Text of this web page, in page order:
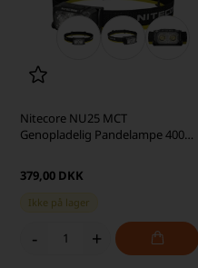
Nitecore NU25 MCT
Genopladelig Pandelampe 400
379,00 DKK
Ikke på lager
- +